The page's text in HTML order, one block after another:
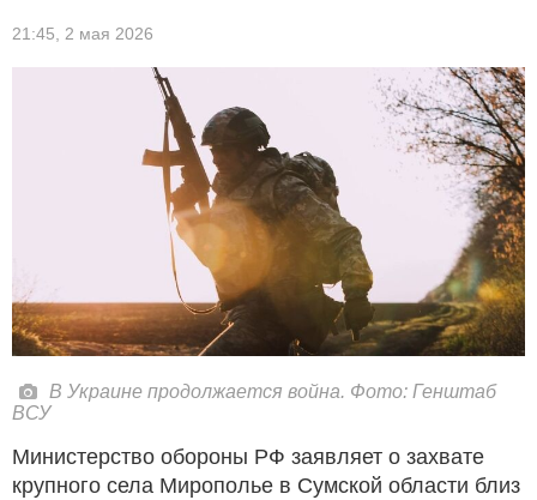
21:45, 2 мая 2026
В Украине продолжается война. Фото: Генштаб
ВСУ
Министерство обороны РФ заявляет о захвате
крупного села Мирополье в Сумской области близ